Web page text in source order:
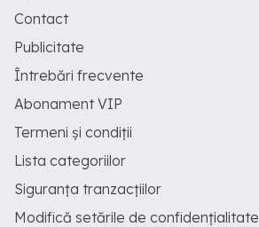
Contact
Publicitate
Întrebări frecvente
Abonament VIP
Termeni și condiții
Lista categoriilor
Siguranța tranzacțiilor
Modifică setările de confidențialitate